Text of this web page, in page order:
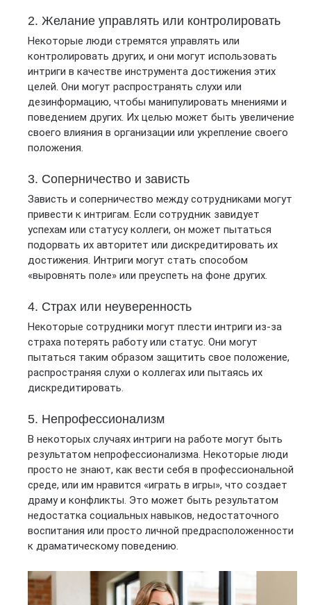
2. Желание управлять или контролировать
Некоторые люди стремятся управлять или
контролировать других, и они могут использовать
интриги в качестве инструмента достижения этих
целей. Они могут распространять слухи или
дезинформацию, чтобы манипулировать мнениями и
поведением других. Их целью может быть увеличение
своего влияния в организации или укрепление своего
положения.
3. Соперничество и зависть
Зависть и соперничество между сотрудниками могут
привести к интригам. Если сотрудник завидует
успехам или статусу коллеги, он может пытаться
подорвать их авторитет или дискредитировать их
достижения. Интриги могут стать способом
«выровнять поле» или преуспеть на фоне других.
4. Страх или неуверенность
Некоторые сотрудники могут плести интриги из-за
страха потерять работу или статус. Они могут
пытаться таким образом защитить свое положение,
распространяя слухи о коллегах или пытаясь их
дискредитировать.
5. Непрофессионализм
В некоторых случаях интриги на работе могут быть
результатом непрофессионализма. Некоторые люди
просто не знают, как вести себя в профессиональной
среде, или им нравится «играть в игры», что создает
драму и конфликты. Это может быть результатом
недостатка социальных навыков, недостаточного
воспитания или просто личной предрасположенности
к драматическому поведению.